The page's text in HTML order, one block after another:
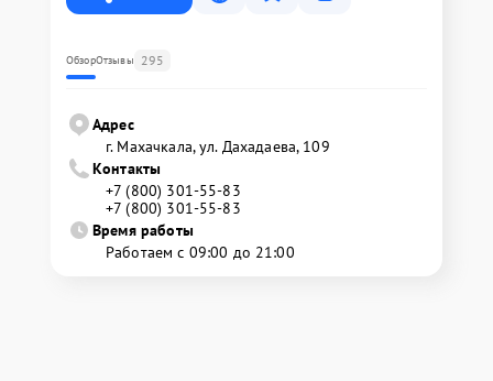
ОбзорОтзывы 295
Адрес
г. Махачкала, ул. Дахадаева, 109
Контакты
+7 (800) 301-55-83
+7 (800) 301-55-83
Время работы
Работаем с 09:00 до 21:00